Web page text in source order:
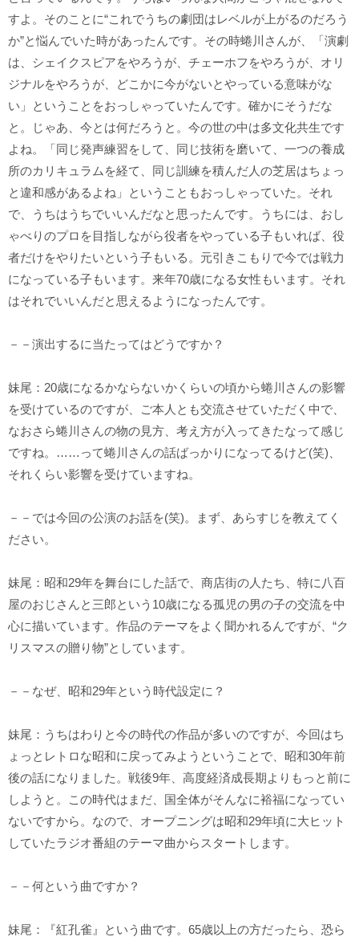
すよ。そのことに“これでうちの劇団はレベルが上がるのだろう
か”と悩んでいた時があったんです。その時蜷川さんが、「演劇
は、シェイクスピアをやろうが、チェーホフをやろうが、オリ
ジナルをやろうが、どこかに今がないとやっている意味がな
い」ということをおっしゃっていたんです。確かにそうだな
と。じゃあ、今とは何だろうと。今の世の中は多文化共生です
よね。「同じ発声練習をして、同じ技術を磨いて、一つの養成
所のカリキュラムを経て、同じ訓練を積んだ人の芝居はちょっ
と違和感があるよね」ということもおっしゃっていた。それ
で、うちはうちでいいんだなと思ったんです。うちには、おし
ゃべりのプロを目指しながら役者をやっている子もいれば、役
者だけをやりたいという子もいる。元引きこもりで今では戦力
になっている子もいます。来年70歳になる女性もいます。それ
はそれでいいんだと思えるようになったんです。
－－演出するに当たってはどうですか？
妹尾：20歳になるかならないかくらいの頃から蜷川さんの影響
を受けているのですが、ご本人とも交流させていただく中で、
なおさら蜷川さんの物の見方、考え方が入ってきたなって感じ
ですね。……って蜷川さんの話ばっかりになってるけど(笑)、
それくらい影響を受けていますね。
－－では今回の公演のお話を(笑)。まず、あらすじを教えてく
ださい。
妹尾：昭和29年を舞台にした話で、商店街の人たち、特に八百
屋のおじさんと三郎という10歳になる孤児の男の子の交流を中
心に描いています。作品のテーマをよく聞かれるんですが、“ク
リスマスの贈り物”としています。
－－なぜ、昭和29年という時代設定に？
妹尾：うちはわりと今の時代の作品が多いのですが、今回はち
ょっとレトロな昭和に戻ってみようということで、昭和30年前
後の話になりました。戦後9年、高度経済成長期よりもっと前に
しようと。この時代はまだ、国全体がそんなに裕福になってい
ないですから。なので、オープニングは昭和29年頃に大ヒット
していたラジオ番組のテーマ曲からスタートします。
－－何という曲ですか？
妹尾：『紅孔雀』という曲です。65歳以上の方だったら、恐ら